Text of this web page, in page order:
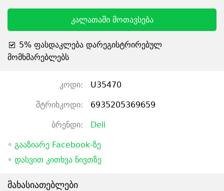
კალათაში მოთავსება
5% ფასდაკლება დარეგისტრირებულ
მომხმარებლებს
კოდი: U35470
შტრიხკოდი: 6935205369659
ბრენდი: Deli
◦ გააზიარე Facebook-ზე
◦ დასვით კითხვა ნივთზე
მახასიათებლები